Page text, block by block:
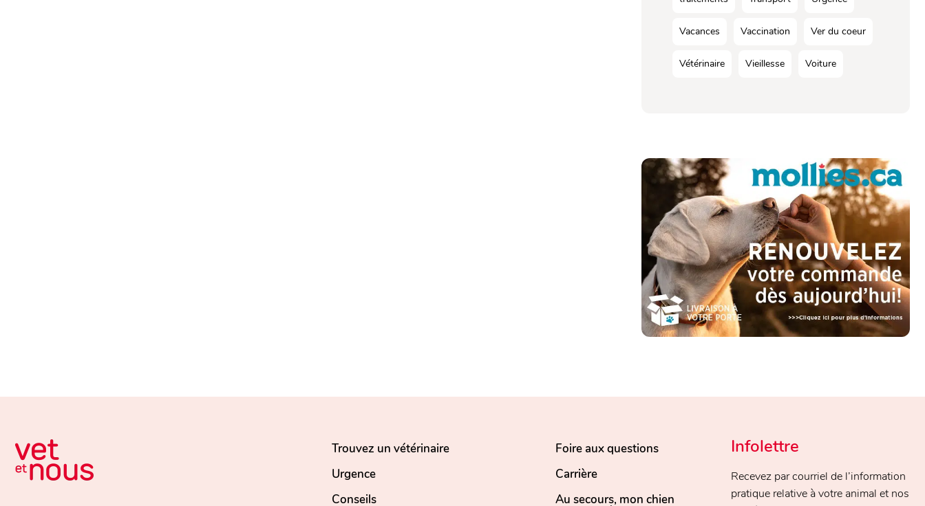
Vacances Vaccination Ver du coeur
Vétérinaire Vieillesse Voiture
Trouvez un vétérinaire
Urgence
Conseils
Foire aux questions
Carrière
Au secours, mon chien
Infolettre
Recevez par courriel de l’information
pratique relative à votre animal et nos